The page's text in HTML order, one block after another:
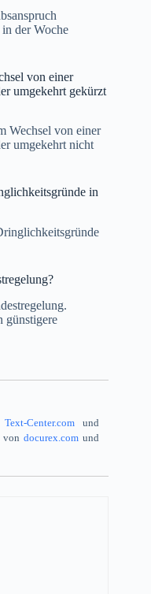
der Woche
von einer
umgekehrt gekürzt
Wechsel von einer
umgekehrt nicht
in
günstigere
Text-Center.com und
vondocurex.com und